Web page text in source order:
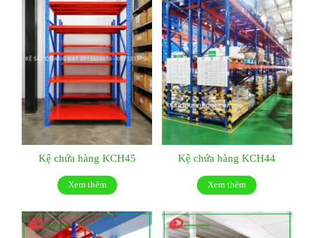
Kệ chứa hàng KCH45
Xem thêm
Kệ chứa hàng KCH44
Xem thêm